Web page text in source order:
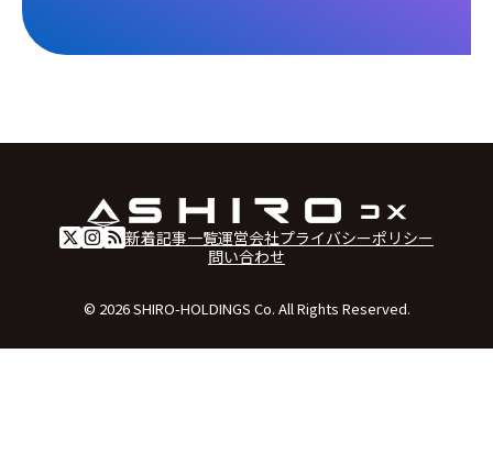
新着記事一覧運営会社プライバシーポリシー
問い合わせ
© 2026 SHIRO-HOLDINGS Co. All Rights Reserved.